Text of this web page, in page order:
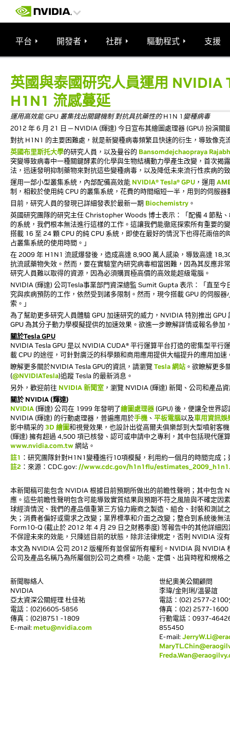
平台 開發者 社群 驅動程式 支援
英國與泰國研究人員運用 NVIDIA
H1N1 流感蔓延
運用高效能 GPU 叢集找出關鍵機制 對抗具抗藥性的 H1N 1變種病毒
2012 年 6 月 21 日 ─ NVIDIA (輝達) 今日宣布其繪圖處理器 (GPU) 扮演
對抗 H1N1 的主要困難處，就是新變種病毒頻繁且快速的衍生，導致像
英國布里斯托大學的研究人員，以及曼谷的 Bansomdejchaopraya
突變導致病毒中一種關鍵酵素的化學與生物結構動力學產生改變，首次
法，迅速發明抑制藥物來對抗這些變種病毒，以及降低未來流行性疾病的
運用一部小型叢集系統，內部配備高效能 NVIDIA® Tesla® GPU ，運用
制，相較於使用純 CPU 的叢集系統，花費的時間縮短一半，用到的伺服器
目前，研究人員的發現已詳細發表於最新一期 Biochemistry 。
英國研究團隊的研究主任 Christopher Woods 博士表示：「配備 4 節點
的系統，我們根本無法進行這樣的工作。這讓我們能徹底探索所有重要
搭載 16 至 24 顆 CPU 的純 CPU 系統，即使在最好的情況下也得花兩倍
占叢集系統的使用時間。」
在 2009 年 H1N1 流感爆發後，造成高達 8,900 萬人感染，導致高達
抗流感藥物失效。然而，要在實驗室內研究病毒相當困難，因為其反應
研究人員難以取得的資源，因為必須購買極高價的高效能超級電腦。
NVIDIA (輝達) 公司Tesla事業部門資深總監 Sumit Gupta 表示：「直至
究與疾病預防的工作，依然受到諸多限制。然而，現今搭載 GPU 的伺服
索。」
為了幫助更多研究人員體驗 GPU 加速研究的威力，NVIDIA 特別推出
GPU 為其分子動力學模擬提供的加速效果。欲進一步瞭解詳情或報名參加
關於Tesla GPU
NVIDIA Tesla GPU 是以 NVIDIA CUDA® 平行運算平台打造的密集型平
載 CPU 的途徑，可針對廣泛的科學類和商用應用提供大幅提升的應用加
瞭解更多關於NVIDIA Tesla GPU的資訊，請瀏覽Tesla 網站 。欲瞭解更多
(@NVIDIATesla)追蹤 Tesla 的最新消息。
另外，歡迎前往 NVIDIA 新聞室 ，瀏覽 NVIDIA (輝達) 新聞、公司和產品
關於 NVIDIA (輝達)
NVIDIA (輝達) 公司在 1999 年發明了繪圖處理器 (GPU) 後，便讓全世界
NVIDIA (輝達) 的行動處理器，普遍應用於手機 、 平板電腦以及車用資訊娛
影中精采的 3D 繪圖和視覺效果，也設計出從高爾夫俱樂部到大型噴射客
(輝達) 擁有超過 4,500 項已核發、認可或申請中之專利，其中包括現代
www.nvidia.com.tw網站。
註1 ：研究團隊針對H1N1變種進行10項模擬，利用約一個月的時間完成
註2 ：來源：CDC.gov://www.cdc.gov/h1n1flu/
本新聞稿可能包含 NVIDIA 根據目前預期所做出的前瞻性聲明；其中包含
應。這些前瞻性聲明包含可能導致實質結果與預期不符之風險與不確定
球經濟情況、我們的產品借重第三方協力廠商之製造、組合、封裝和測
失；消費者偏好或需求之改變；業界標準和介面之改變；整合到系統後無
Form10-Q (截止於 2012 年 4 月 29 日之財務季度) 等報告中的其他詳細
不保證未來的效能，只陳述目前的狀態，除非法律規定，否則 NVIDIA 沒
本文為 NVIDIA 公司 2012 版權所有並保留所有權利。NVIDIA 與 NVIDIA
公司及產品名稱乃為所屬個別公司之商標。功能、定價、出貨時程和規格
新聞聯絡人
NVIDIA
亞太資深公關經理 杜佳祐
電話：(02)6605-5856
傳真：(02)8751 -1809
E-mail:metu@nvidia.com
世紀奧美公關顧問
李瑋/金則琍/溫晏誼
電話：(02) 2577-
傳真：(02) 2577-1600
行動電話：0937-
855450
E-mail: